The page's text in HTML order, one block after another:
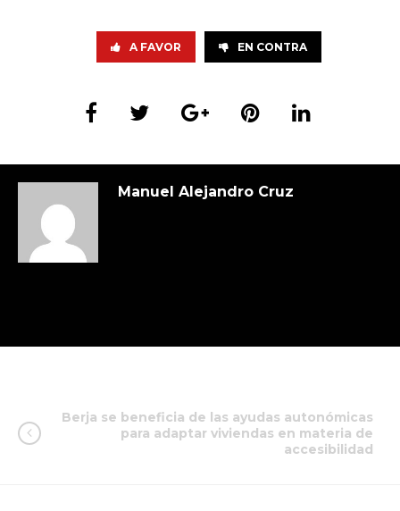
A FAVOR EN CONTRA
Manuel Alejandro Cruz
Berja se beneficia de las ayudas autonómicas
para adaptar viviendas en materia de
accesibilidad